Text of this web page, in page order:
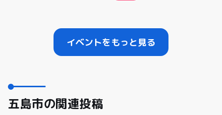
イベントをもっと見る
五島市の関連投稿